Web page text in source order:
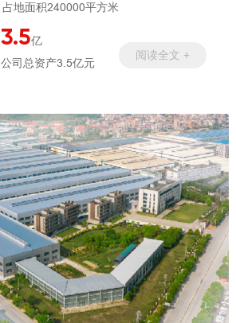
占地面积240000平方米
3.5亿
公司总资产3.5亿元
阅读全文 +